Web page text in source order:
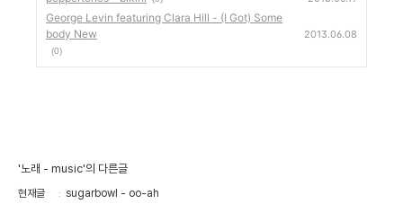
George Levin featuring Clara Hill - (I Got) Some
body New
(0)
2013.06.08
'노래 - music'의 다른글
현재글 sugarbowl - oo-ah